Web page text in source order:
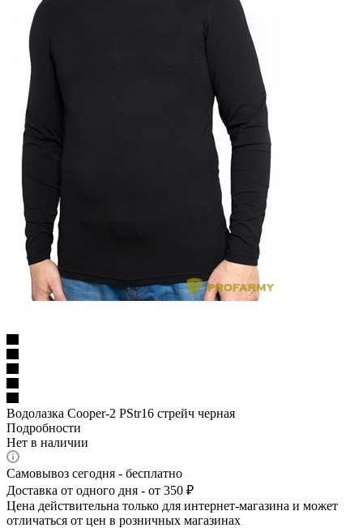
Водолазка Cooper-2 PStr16 стрейч черная
Подробности
Нет в наличии
Самовывоз сегодня - бесплатно
Доставка от одного дня - от 350 ₽
Цена действительна только для интернет-магазина и может
отличаться от цен в розничных магазинах